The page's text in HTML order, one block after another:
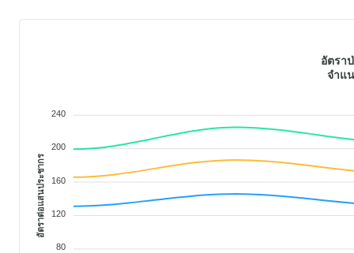
อัตรา
จำแ
240
200
160
120
80
อัตราต่อแสนประชากร